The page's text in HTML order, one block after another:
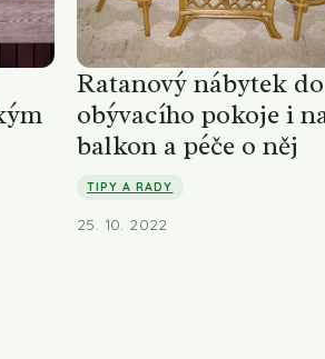
Ratanový nábytek do
obývacího pokoje i
balkon a péče o něj
TIPY A RADY
25. 10. 2022